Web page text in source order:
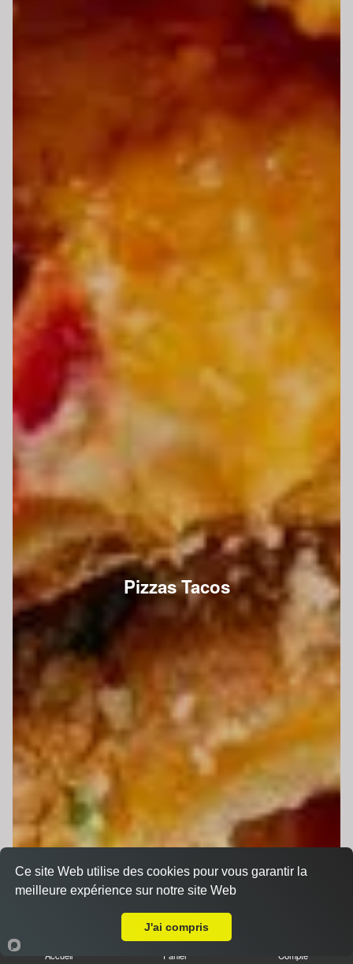
Pizzas Tacos
Accueil Panier Compte
Ce site Web utilise des cookies pour vous garantir la
meilleure expérience sur notre site Web
J'ai compris